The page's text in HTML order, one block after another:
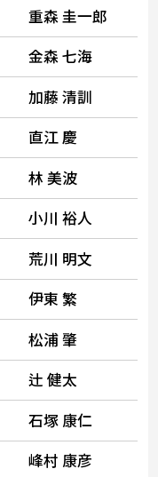
重森 圭一郎
金森 七海
加藤 清訓
直江 慶
林 美波
小川 裕人
荒川 明文
伊東 繁
松浦 肇
辻 健太
石塚 康仁
峰村 康彦